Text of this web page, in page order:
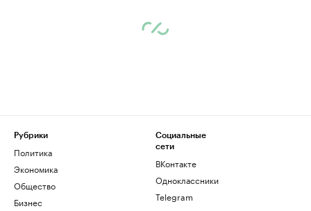
Рубрики
Политика
Экономика
Общество
Бизнес
Социальные
сети
ВКонтакте
Одноклассники
Telegram